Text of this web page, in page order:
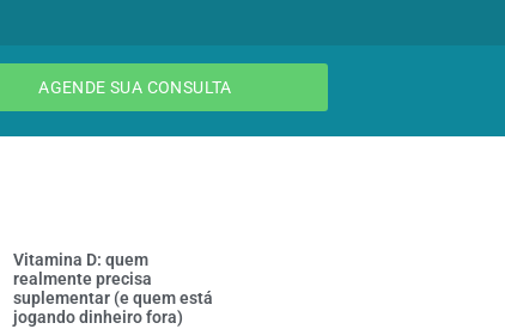
AGENDE SUA CONSULTA
Vitamina D: quem
realmente precisa
suplementar (e quem está
jogando dinheiro fora)